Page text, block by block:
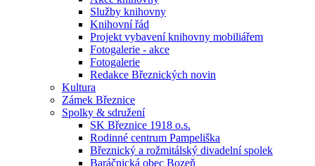
Služby knihovny
Knihovní řád
Projekt vybavení knihovny mobiliářem
Fotogalerie - akce
Fotogalerie
Redakce Březnických novin
Kultura
Zámek Březnice
Spolky & sdružení
SK Březnice 1918 o.s.
Rodinné centrum Pampeliška
Březnický a rožmitálský divadelní spolek
Baráčnická obec Bozeň